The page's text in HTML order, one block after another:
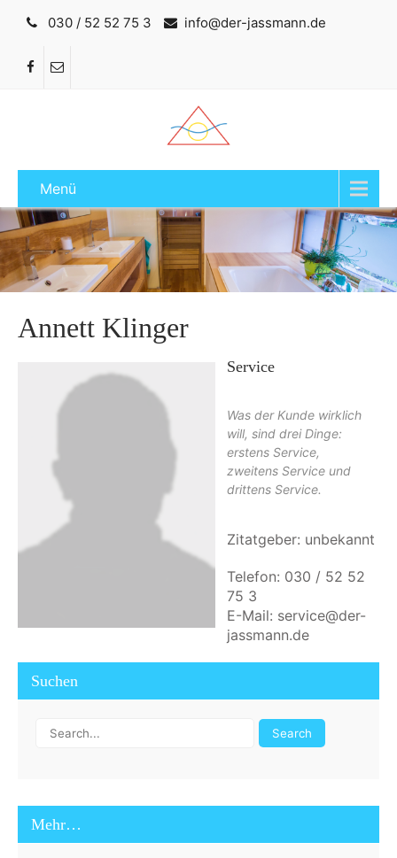
030 / 52 52 75 3 info@der-jassmann.de
Menü
Annett Klinger
Service
Was der Kunde wirklich
will, sind drei Dinge:
erstens Service,
zweitens Service und
drittens Service.
Zitatgeber: unbekannt
Telefon: 030 / 52 52
75 3
E-Mail: service@der-
jassmann.de
Suchen
Mehr…